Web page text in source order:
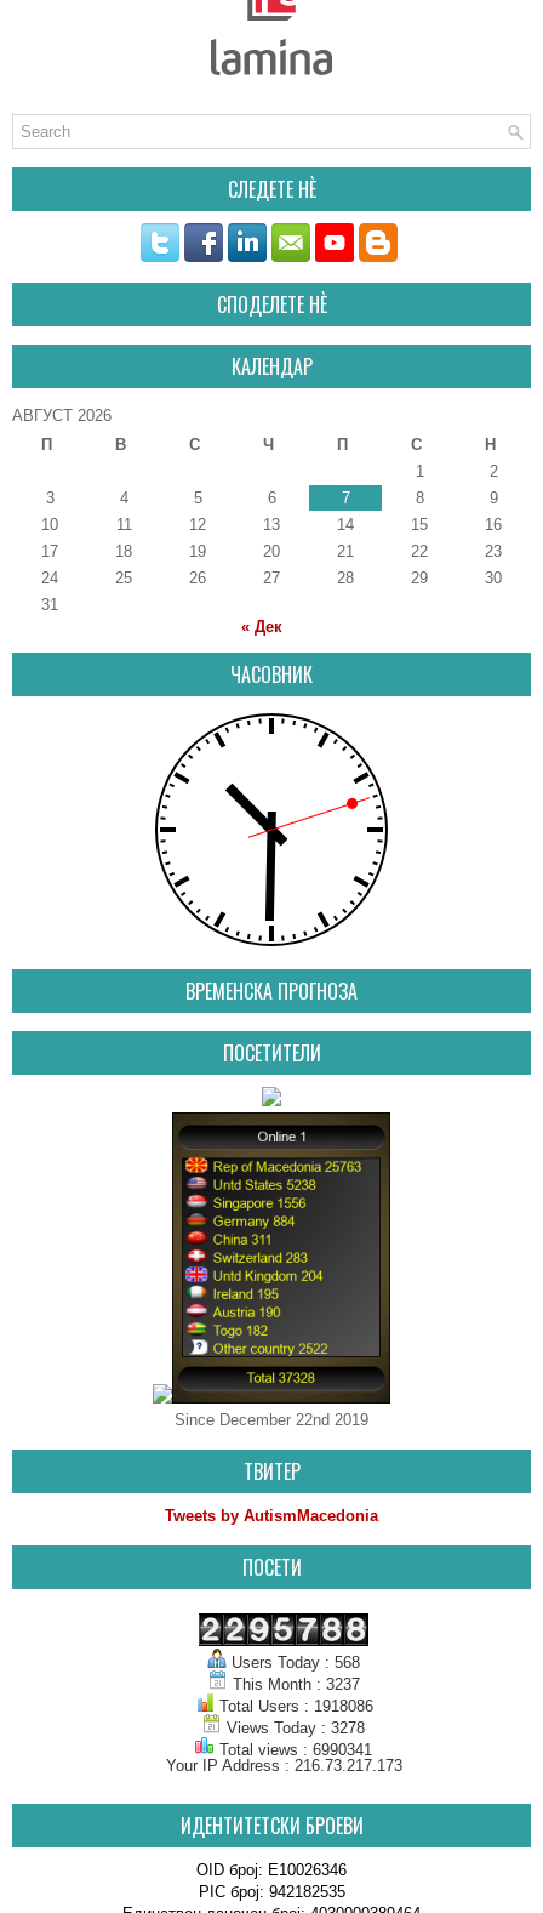
СЛЕДЕТЕ НÈ
СПОДЕЛЕТЕ НÈ
КАЛЕНДАР
АВГУСТ 2026
П
В С Ч П С
Н
1
2
3
4 5 6 7 8
9
10
11 12 13 14 15
16
17
18 19 20 21 22
23
24
25 26 27 28 29
30
31
« Дек
ЧАСОВНИК
ВРЕМЕНСКА ПРОГНОЗА
ПОСЕТИТЕЛИ
Since December 22nd 2019
ТВИТЕР
Tweets by AutismMacedonia
ПОСЕТИ
Users Today : 568
This Month : 3237
Total Users : 1918086
Views Today : 3278
Total views : 6990341
Your IP Address : 216.73.217.173
ИДЕНТИТЕТСКИ БРОЕВИ
OID број: E10026346
PIC број: 942182535